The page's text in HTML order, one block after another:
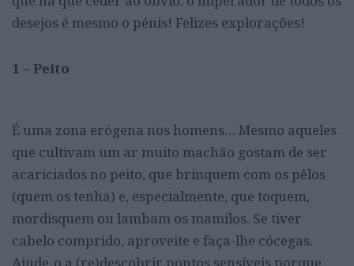
desejos é mesmo o pénis! Felizes explorações!
1 – Peito
É uma zona erógena nos homens… Mesmo aqueles
que cultivam um ar muito machão gostam de ser
acariciados no peito, que brinquem com os pêlos
(quem os tenha) e, especialmente, que toquem,
mordisquem ou lambam os mamilos. Se tiver
cabelo comprido, aproveite e faça-lhe cócegas.